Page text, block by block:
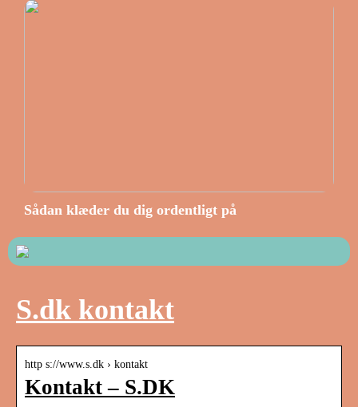
Sådan klæder du dig ordentligt på
S.dk kontakt
http s://www.s.dk › kontakt
Kontakt – S.DK